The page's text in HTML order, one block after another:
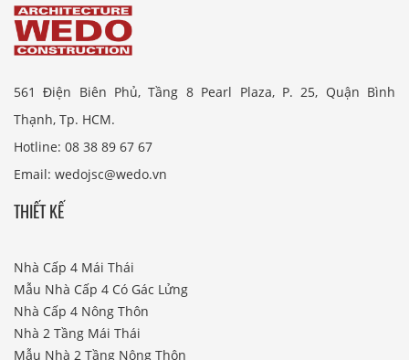
561 Điện Biên Phủ, Tầng 8 Pearl Plaza, P. 25, Quận Bình
Thạnh, Tp. HCM.
Hotline: 08 38 89 67 67
Email: wedojsc@wedo.vn
THIẾT KẾ
Nhà Cấp 4 Mái Thái
Mẫu Nhà Cấp 4 Có Gác Lửng
Nhà Cấp 4 Nông Thôn
Nhà 2 Tầng Mái Thái
Mẫu Nhà 2 Tầng Nông Thôn